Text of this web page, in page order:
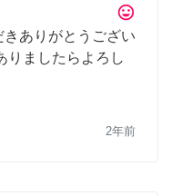
tag_faces
ありがとうござい
りましたらよろし
2年前